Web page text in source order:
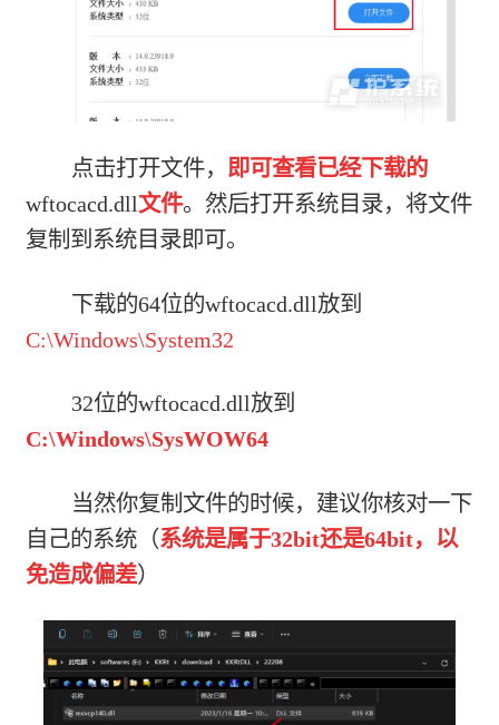
点击打开文件， 即可查看已经下载的
wftocacd.dll文件。然后打开系统目录，将文件
复制到系统目录即可。
下载的64位的wftocacd.dll放到
C:\Windows\System32
32位的wftocacd.dll放到
C:\Windows\SysWOW64
当然你复制文件的时候，建议你核对一下
自己的系统（系统是属于32bit还是64bit，以
免造成偏差）